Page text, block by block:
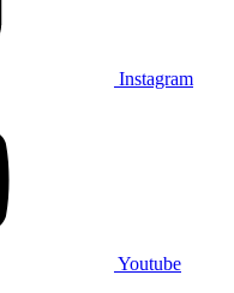
Instagram
Youtube